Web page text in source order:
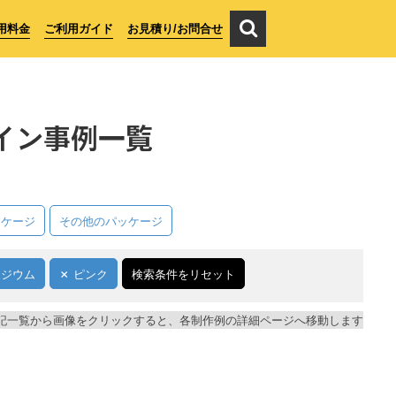
料金 ご利用ガイド お見積り/お問合せ
ン事例一覧
ージ その他のパッケージ
ウム ピンク 検索条件をリセット
一覧から画像をクリックすると、各制作例の詳細ページへ移動します